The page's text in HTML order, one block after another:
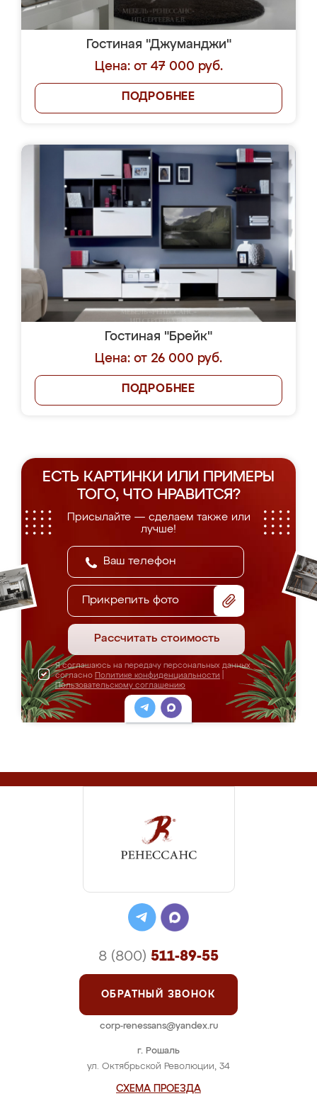
Гостиная "Джуманджи"
Цена: от 47 000 руб.
ПОДРОБНЕЕ
Гостиная "Брейк"
Цена: от 26 000 руб.
ПОДРОБНЕЕ
ЕСТЬ КАРТИНКИ ИЛИ ПРИМЕРЫ
ТОГО, ЧТО НРАВИТСЯ?
Присылайте — сделаем также или
лучше!
Прикрепить фото
Рассчитать стоимость
Я соглашаюсь на передачу персональных данных
согласно Политике конфиденциальности
Пользовательскому соглашению
г. Рошаль
ул. Октябрьской Революции, 34
СХЕМА ПРОЕЗДА
8 (800) 511-89-55
ОБРАТНЫЙ ЗВОНОК
corp-renessans@yandex.ru